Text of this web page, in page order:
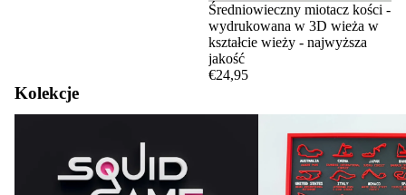
Średniowieczny miotacz kości -
wydrukowana w 3D wieża w
kształcie wieży - najwyższa
jakość
€24,95
Kolekcje